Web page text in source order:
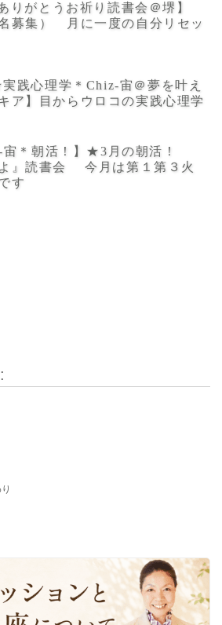
りがとうお祈り読書会＠堺】
名募集） 月に一度の自分リセッ
践心理学＊Chiz-宙＠夢を叶え
ア】目からウロコの実践心理学
宙＊朝活！】★3月の朝活！
』読書会 今月は第１第３火
す